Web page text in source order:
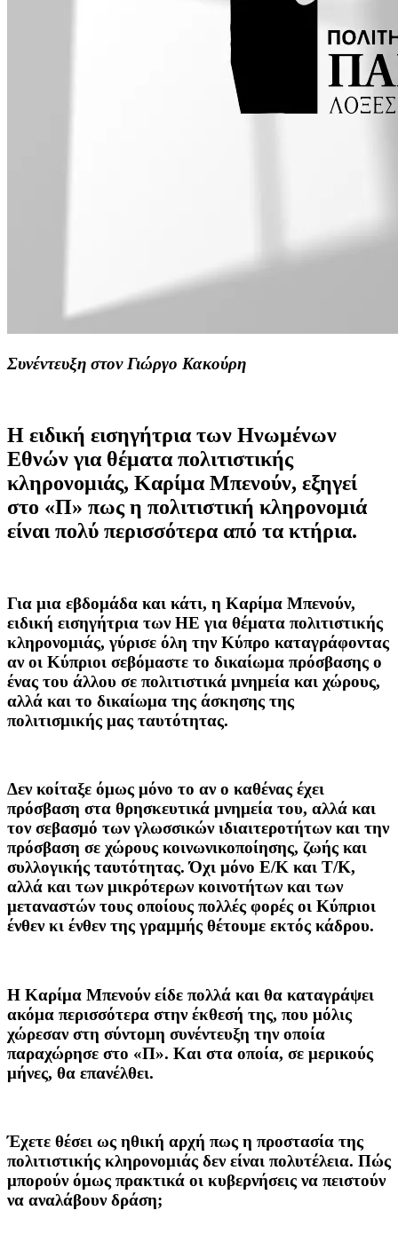
Συνέντευξη στον Γιώργο Κακούρη
Η ειδική εισηγήτρια των Ηνωμένων
Εθνών για θέματα πολιτιστικής
κληρονομιάς, Καρίμα Μπενούν, εξηγεί
στο «Π» πως η πολιτιστική κληρονομιά
είναι πολύ περισσότερα από τα κτήρια.
Για μια εβδομάδα και κάτι, η Καρίμα Μπενούν,
ειδική εισηγήτρια των ΗΕ για θέματα πολιτιστικής
κληρονομιάς, γύρισε όλη την Κύπρο καταγράφοντας
αν οι Κύπριοι σεβόμαστε το δικαίωμα πρόσβασης ο
ένας του άλλου σε πολιτιστικά μνημεία και χώρους,
αλλά και το δικαίωμα της άσκησης της
πολιτισμικής μας ταυτότητας.
Δεν κοίταξε όμως μόνο το αν ο καθένας έχει
πρόσβαση στα θρησκευτικά μνημεία του, αλλά και
τον σεβασμό των γλωσσικών ιδιαιτεροτήτων και την
πρόσβαση σε χώρους κοινωνικοποίησης, ζωής και
συλλογικής ταυτότητας. Όχι μόνο Ε/Κ και Τ/Κ,
αλλά και των μικρότερων κοινοτήτων και των
μεταναστών τους οποίους πολλές φορές οι Κύπριοι
ένθεν κι ένθεν της γραμμής θέτουμε εκτός κάδρου.
Η Καρίμα Μπενούν είδε πολλά και θα καταγράψει
ακόμα περισσότερα στην έκθεσή της, που μόλις
χώρεσαν στη σύντομη συνέντευξη την οποία
παραχώρησε στο «Π». Και στα οποία, σε μερικούς
μήνες, θα επανέλθει.
Έχετε θέσει ως ηθική αρχή πως η προστασία της
πολιτιστικής κληρονομιάς δεν είναι πολυτέλεια. Πώς
μπορούν όμως πρακτικά οι κυβερνήσεις να πειστούν
να αναλάβουν δράση;